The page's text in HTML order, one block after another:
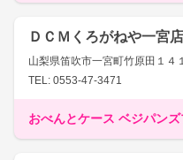
ＤＣＭくろがねや一宮店
山梨県笛吹市一宮町竹原田１４
TEL: 0553-47-3471
おべんとケース ベジパン